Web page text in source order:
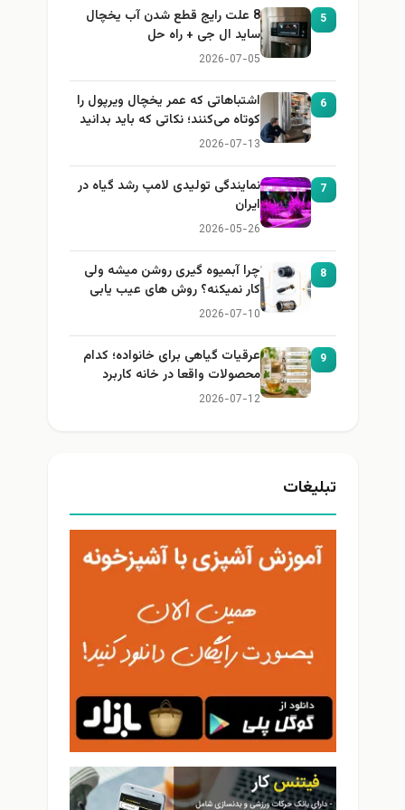
5
8 علت رایج قطع شدن آب یخچال
ساید ال جی + راه حل
2026-07-05
6
اشتباهاتی که عمر یخچال ویرپول را
کوتاه می‌کنند؛ نکاتی که باید بدانید
2026-07-13
7
نمایندگی تولیدی لامپ رشد گیاه در
ایران
2026-05-26
8
چرا آبمیوه گیری روشن میشه ولی
کار نمیکنه؟ روش های عیب یابی
2026-07-10
9
عرقیات گیاهی برای خانواده؛ کدام
محصولات واقعا در خانه کاربرد
دارند؟
2026-07-12
تبلیغات